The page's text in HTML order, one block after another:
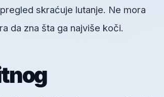
skraćuje lutanje. Ne mora
da zna šta ga najviše koči.